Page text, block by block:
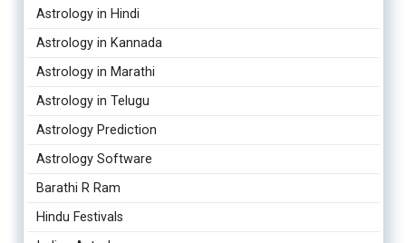
Astrology in Hindi
Astrology in Kannada
Astrology in Marathi
Astrology in Telugu
Astrology Prediction
Astrology Software
Barathi R Ram
Hindu Festivals